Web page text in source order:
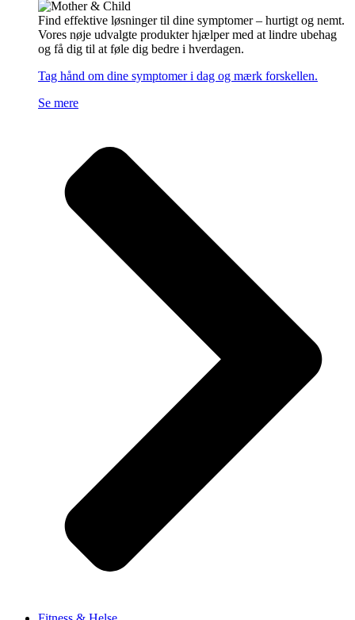
Find effektive løsninger til dine symptomer – hurtigt og nemt.
Vores nøje udvalgte produkter hjælper med at lindre ubehag
og få dig til at føle dig bedre i hverdagen.
Tag hånd om dine symptomer i dag og mærk forskellen.
Se mere